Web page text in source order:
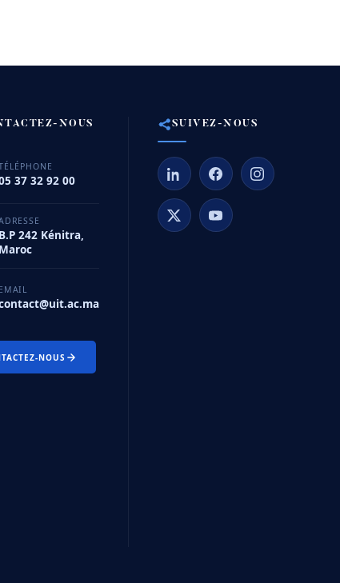
NOUS
37 32 92 00
242 Kénitra,
Maroc
EMAIL
NOUS
SUIVEZ-NOUS